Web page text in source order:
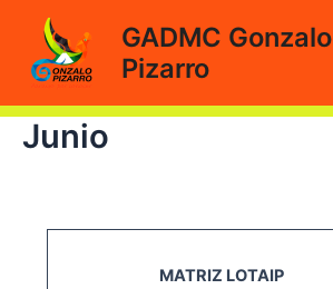
contenido
GADMC Gonzalo
Pizarro
Junio
MATRIZ LOTAIP